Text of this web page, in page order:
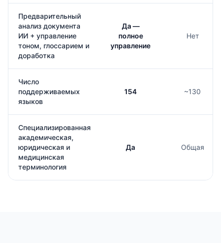
Предварительный
анализ документа
ИИ + управление
тоном, глоссарием и
доработка
Да —
полное
управление
Нет
Число
поддерживаемых
языков
154 ~130
Специализированная
академическая,
юридическая и
медицинская
терминология
Да Общая